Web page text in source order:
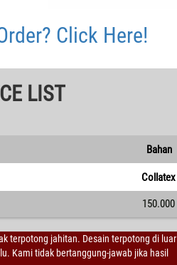
Click Here!
LIST
Bahan
Collatex
150.000
terpotong jahitan. Desain terpotong di luar
Kami tidak bertanggung-jawab jika hasil